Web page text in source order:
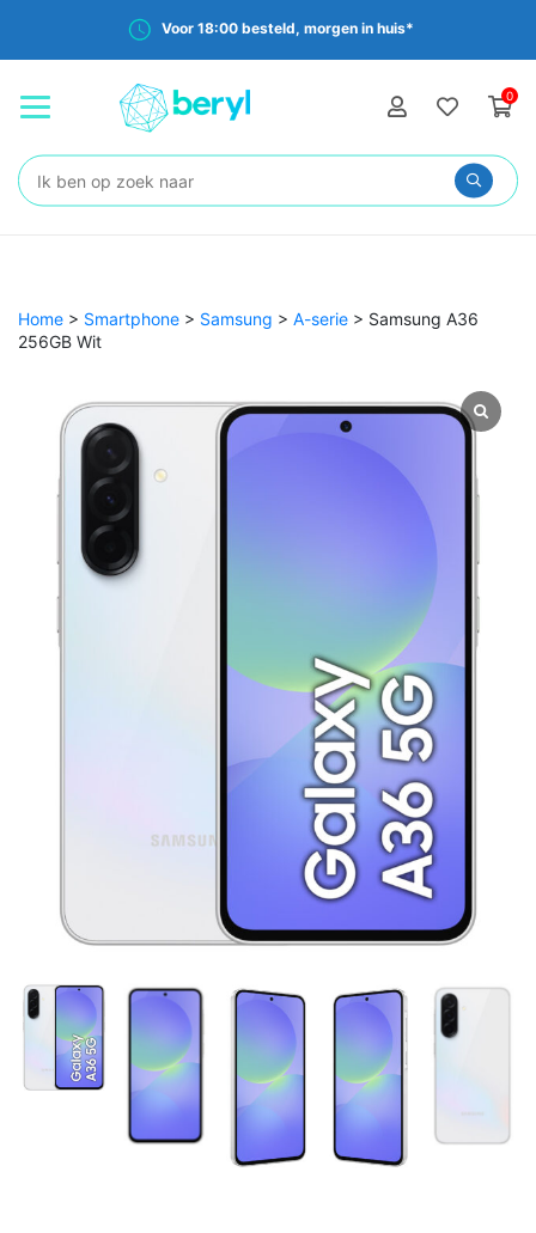
Voor 18:00 besteld, morgen in huis*
0
Zoeken:
Home > Smartphone > Samsung > A-serie > Samsung A36
256GB Wit